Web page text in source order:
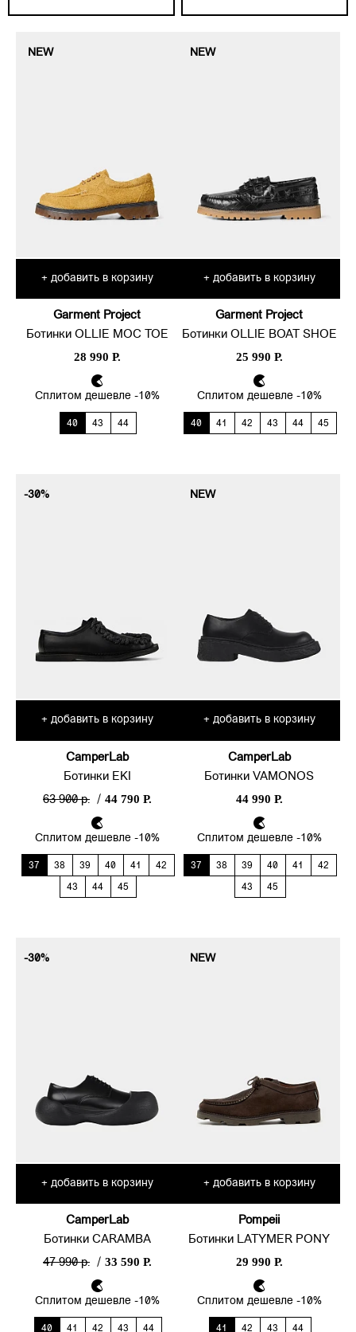
NEW
+ добавить в корзину
Garment Project
Ботинки OLLIE MOC TOE
28 990 Р.
Сплитом дешевле -10%
40 43 44
NEW
+ добавить в корзину
Garment Project
Ботинки OLLIE BOAT SHOE
25 990 Р.
Сплитом дешевле -10%
40 41 42 43 44 45
-30%
+ добавить в корзину
CamperLab
Ботинки EKI
63 900 р.
/ 44 790 Р.
Сплитом дешевле -10%
37 38 39 40 41 42
43 44 45
NEW
+ добавить в корзину
CamperLab
Ботинки VAMONOS
44 990 Р.
Сплитом дешевле -10%
37 38 39 40 41 42
43 45
-30%
+ добавить в корзину
CamperLab
Ботинки CARAMBA
47 990 р.
/ 33 590 Р.
Сплитом дешевле -10%
40 41 42 43 44
NEW
+ добавить в корзину
Pompeii
Ботинки LATYMER PONY
29 990 Р.
Сплитом дешевле -10%
41 42 43 44